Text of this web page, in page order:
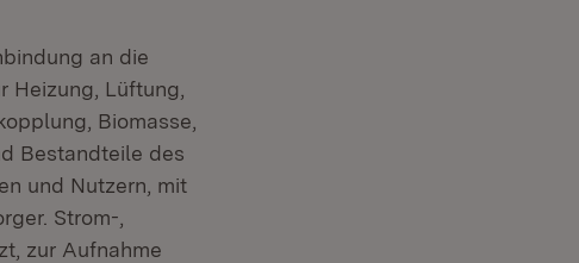
an die
Heizung, Lüftung,
Biomasse,
Bestandteile des
und Nutzern, mit
Strom-,
zur Aufnahme